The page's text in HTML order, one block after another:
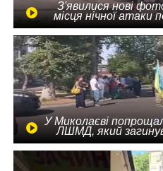
З'явилися нові
місця нічної атаки
У Миколаєві
ЛШМД, який